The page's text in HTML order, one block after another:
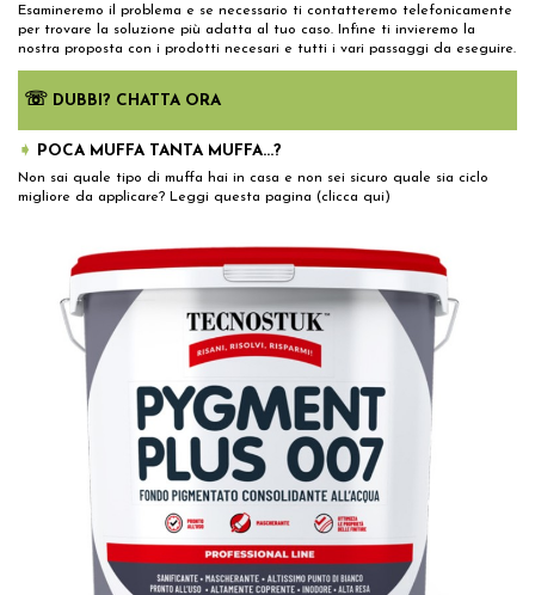
Esamineremo il problema e se necessario ti contatteremo telefonicamente
per trovare la soluzione più adatta al tuo caso. Infine ti invieremo la
nostra proposta con i prodotti necesari e tutti i vari passaggi da eseguire.
☏ DUBBI? CHATTA ORA
➧ POCA MUFFA TANTA MUFFA...?
Non sai quale tipo di muffa hai in casa e non sei sicuro quale sia ciclo
migliore da applicare? Leggi questa pagina (clicca qui )